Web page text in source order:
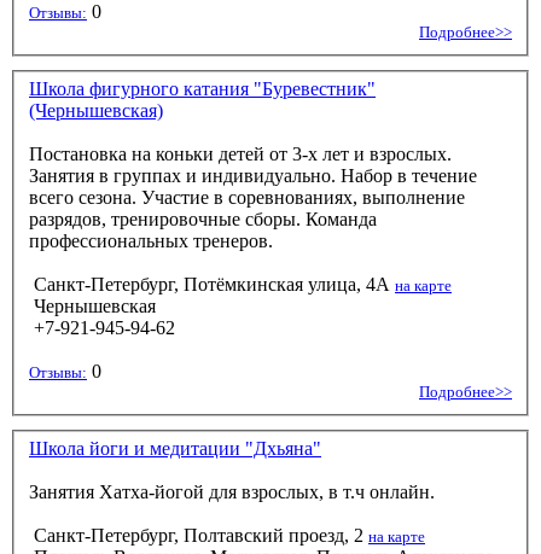
Отзывы: 0
Подробнее>>
Школа фигурного катания "Буревестник"
(Чернышевская)
Постановка на коньки детей от 3-х лет и взрослых.
Занятия в группах и индивидуально. Набор в течение
всего сезона. Участие в соревнованиях, выполнение
разрядов, тренировочные сборы. Команда
профессиональных тренеров.
Санкт-Петербург, Потёмкинская улица, 4А на карте
Чернышевская
+7-921-945-94-62
Отзывы: 0
Подробнее>>
Школа йоги и медитации "Дхьяна"
Занятия Хатха-йогой для взрослых, в т.ч онлайн.
Санкт-Петербург, Полтавский проезд, 2 на карте